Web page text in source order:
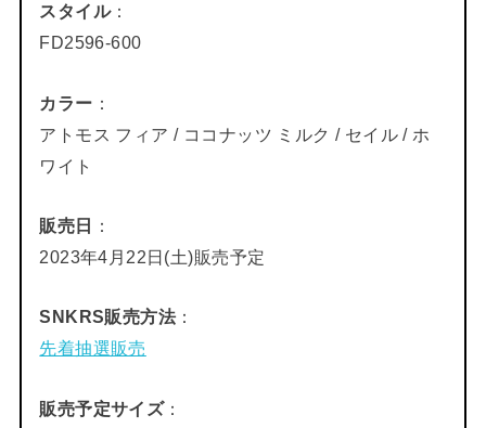
スタイル：
FD2596-600
カラー ：
アトモス フィア / ココナッツ ミルク / セイル / ホ
ワイト
販売日 ：
2023年4月22日(土)販売予定
SNKRS販売方法：
先着抽選販売
販売予定サイズ：